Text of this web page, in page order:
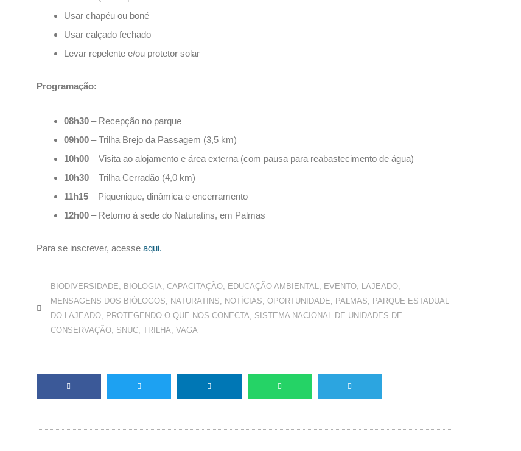
Usar chapéu ou boné
Usar calçado fechado
Levar repelente e/ou protetor solar
Programação:
08h30 – Recepção no parque
09h00 – Trilha Brejo da Passagem (3,5 km)
10h00 – Visita ao alojamento e área externa (com pausa para reabastecimento de água)
10h30 – Trilha Cerradão (4,0 km)
11h15 – Piquenique, dinâmica e encerramento
12h00 – Retorno à sede do Naturatins, em Palmas
Para se inscrever, acesse aqui.
BIODIVERSIDADE BIOLOGIA CAPACITAÇÃO EDUCAÇÃO AMBIENTAL EVENTO LAJEADO
MENSAGENS DOS BIÓLOGOS
NATURATINS NOTÍCIAS OPORTUNIDADE PALMAS
PARQUE ESTADUAL
DO LAJEADO
PROTEGENDO O QUE NOS CONECTA
SISTEMA NACIONAL DE UNIDADES DE
CONSERVAÇÃO SNUC TRILHA VAGA